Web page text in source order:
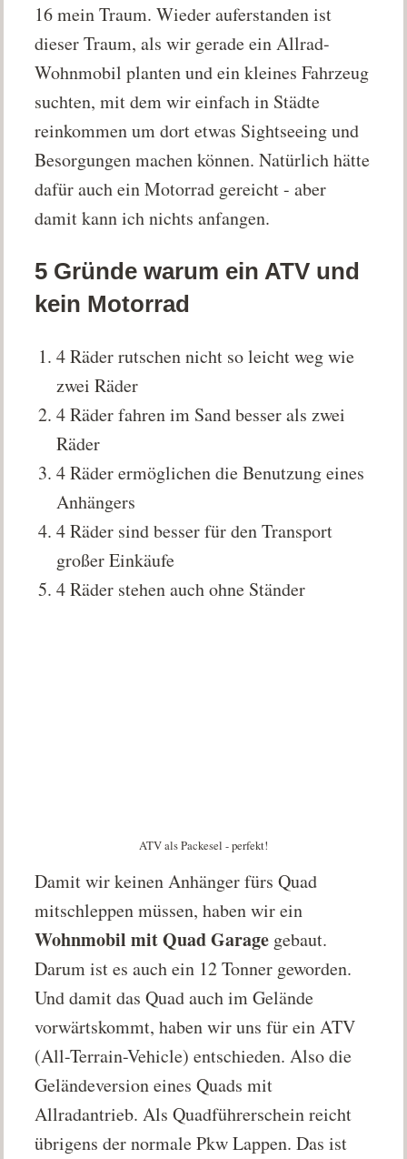
16 mein Traum. Wieder auferstanden ist
dieser Traum, als wir gerade ein Allrad-
Wohnmobil planten und ein kleines Fahrzeug
suchten, mit dem wir einfach in Städte
reinkommen um dort etwas Sightseeing und
Besorgungen machen können. Natürlich hätte
dafür auch ein Motorrad gereicht - aber
damit kann ich nichts anfangen.
5 Gründe warum ein ATV und
kein Motorrad
4 Räder rutschen nicht so leicht weg wie
zwei Räder
4 Räder fahren im Sand besser als zwei
Räder
4 Räder ermöglichen die Benutzung eines
Anhängers
4 Räder sind besser für den Transport
großer Einkäufe
4 Räder stehen auch ohne Ständer
ATV als Packesel - perfekt!
Damit wir keinen Anhänger fürs Quad
mitschleppen müssen, haben wir ein
Wohnmobil mit Quad Garage gebaut.
Darum ist es auch ein 12 Tonner geworden.
Und damit das Quad auch im Gelände
vorwärtskommt, haben wir uns für ein ATV
(All-Terrain-Vehicle) entschieden. Also die
Geländeversion eines Quads mit
Allradantrieb. Als Quadführerschein reicht
übrigens der normale Pkw Lappen. Das ist